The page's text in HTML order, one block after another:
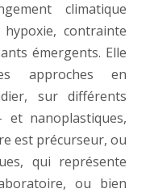
climatique
hypoxie, contrainte
émergents. Elle
approches en
sur différents
et nanoplastiques,
est précurseur, ou
qui représente
ou bien